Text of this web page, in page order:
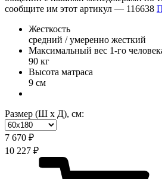
сообщите им этот артикул — 116638
Жесткость
средний / умеренно жесткий
Максимальный вес 1-го
90 кг
Высота матраса
9 см
Размер (Ш х Д), см:
7 670 ₽
10 227 ₽